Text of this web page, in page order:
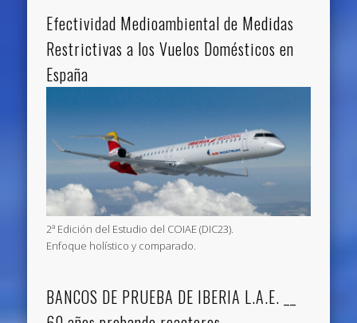
Efectividad Medioambiental de Medidas
Restrictivas a los Vuelos Domésticos en
España
2ª Edición del Estudio del COIAE (DIC23).
Enfoque holístico y comparado.
BANCOS DE PRUEBA DE IBERIA L.A.E. __